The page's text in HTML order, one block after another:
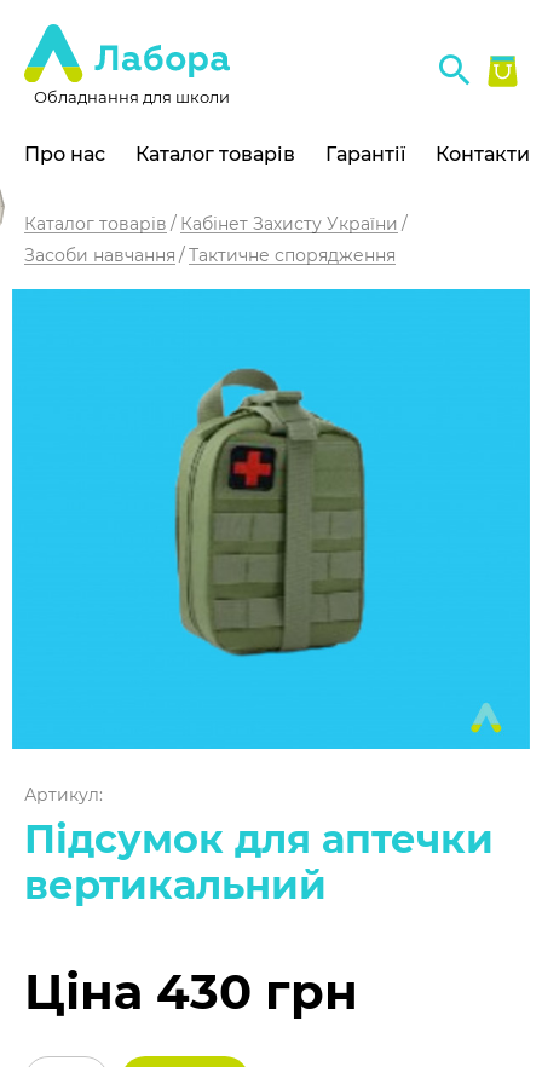
Обладнання для школи
Про нас Каталог товарів Гарантії Контакти
Каталог товарів
Кабінет Захисту України
Засоби навчання
Тактичне спорядження
Артикул:
Підсумок для аптечки
вертикальний
Ціна 430 грн